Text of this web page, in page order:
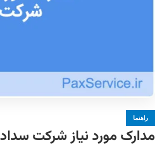
راهنما
مدارک مورد نیاز شرکت سداد